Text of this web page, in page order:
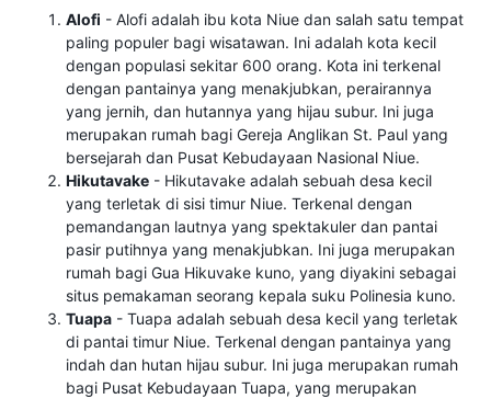
Alofi - Alofi adalah ibu kota Niue dan salah satu tempat
paling populer bagi wisatawan. Ini adalah kota kecil
dengan populasi sekitar 600 orang. Kota ini terkenal
dengan pantainya yang menakjubkan, perairannya
yang jernih, dan hutannya yang hijau subur. Ini juga
merupakan rumah bagi Gereja Anglikan St. Paul yang
bersejarah dan Pusat Kebudayaan Nasional Niue.
Hikutavake - Hikutavake adalah sebuah desa kecil
yang terletak di sisi timur Niue. Terkenal dengan
pemandangan lautnya yang spektakuler dan pantai
pasir putihnya yang menakjubkan. Ini juga merupakan
rumah bagi Gua Hikuvake kuno, yang diyakini sebagai
situs pemakaman seorang kepala suku Polinesia kuno.
Tuapa - Tuapa adalah sebuah desa kecil yang terletak
di pantai timur Niue. Terkenal dengan pantainya yang
indah dan hutan hijau subur. Ini juga merupakan rumah
bagi Pusat Kebudayaan Tuapa, yang merupakan